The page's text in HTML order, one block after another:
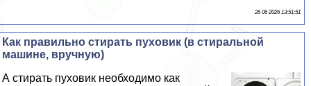
26 06 2026 13:51:51
Как правильно стирать пуховик (в стиральной
машине, вручную)
А стирать пуховик необходимо как